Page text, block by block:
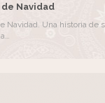
Navidad
Navidad. Una historia de